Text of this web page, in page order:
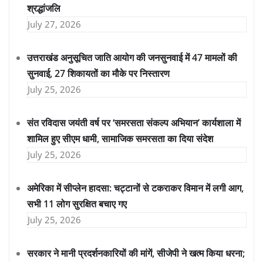
श्रद्धांजलि
July 27, 2026
उत्तराखंड अनुसूचित जाति आयोग की जनसुनवाई में 47 मामलों की
सुनवाई, 27 शिकायतों का मौके पर निस्तारण
July 25, 2026
संत रविदास जयंती वर्ष पर ‘समरसता संकल्प अभियान’ कार्यशाला में
शामिल हुए सीएम धामी, सामाजिक समरसता का दिया संदेश
July 25, 2026
अमेरिका में सीप्लेन हादसा: चट्टानों से टकराकर विमान में लगी आग,
सभी 11 लोग सुरक्षित बचाए गए
July 25, 2026
सरकार ने मानी प्रदर्शनकारियों की मांगें, सीजेपी ने खत्म किया धरना;